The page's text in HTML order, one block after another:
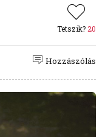
Tetszik? 20
Hozzászólás